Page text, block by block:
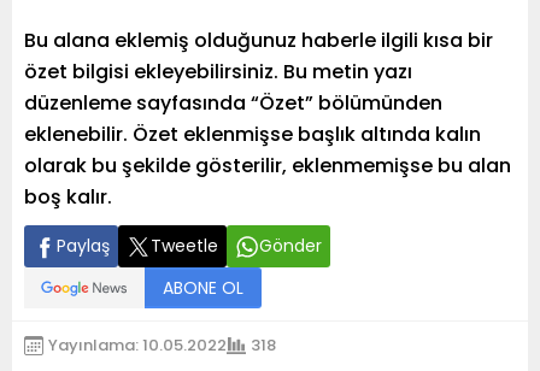
Bu alana eklemiş olduğunuz haberle ilgili kısa bir
özet bilgisi ekleyebilirsiniz. Bu metin yazı
düzenleme sayfasında “Özet” bölümünden
eklenebilir. Özet eklenmişse başlık altında kalın
olarak bu şekilde gösterilir, eklenmemişse bu alan
boş kalır.
Paylaş Tweetle
Gönder
ABONE OL
Yayınlama: 10.05.2022 318